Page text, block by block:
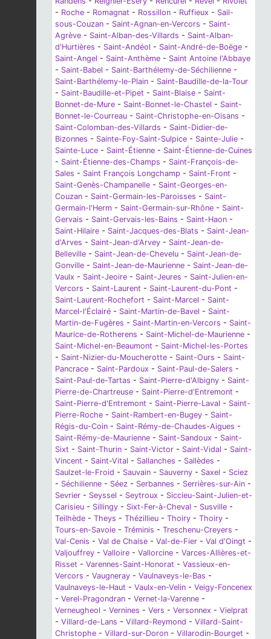
- Roche - Romagnat - Rossillon - Ruffieux - Sail-
sous-Couzan - Saint-Agnan-en-Vercors - Saint-
Agrève - Saint-Alban-des-Villards - Saint-Alban-
d'Hurtières - Saint-Andéol - Saint-André-de-Boëge -
Saint-Angel - Saint-Anthème - Saint Antoine l'Abbaye
- Saint-Babel - Saint-Barthélemy-de-Séchilienne -
Saint-Barthélemy-le-Plain - Saint-Baudille-de-la-Tour
- Saint-Baudille-et-Pipet - Saint-Blaise - Saint-
Bonnet-de-Mure - Saint-Bonnet-le-Chastel - Saint-
Bonnet-le-Courreau - Saint-Christophe-en-Oisans -
Saint-Colomban-des-Villards - Saint-Didier-de-
Bizonnes - Sainte-Foy-Saint-Sulpice - Sainte-Julie -
Sainte-Luce - Saint-Étienne - Saint-Étienne-de-Cuines
- Saint-Étienne-des-Champs - Saint-François-de-
Sales - Saint François Longchamp - Saint-Front -
Saint-Genès-Champanelle - Saint-Georges-en-
Couzan - Saint-Germain-les-Paroisses - Saint-
Germain-l'Herm - Saint-Germain-sur-Rhône - Saint-
Gervais - Saint-Gervais-les-Bains - Saint-Haon -
Saint-Hilaire - Saint-Jacques-des-Blats - Saint-Jean-
d'Arves - Saint-Jean-d'Arvey - Saint-Jean-de-
Belleville - Saint-Jean-de-Chevelu - Saint-Jean-de-
Gonville - Saint-Jean-de-Maurienne - Saint-Jean-de-
Vaulx - Saint-Jeoire - Saint-Jeures - Saint-Julien-en-
Vercors - Saint-Laurent - Saint-Laurent-du-Pont -
Saint-Laurent-Rochefort - Saint-Marcel - Saint-
Marcel-l'Éclairé - Saint-Martin-de-Bavel - Saint-
Martin-de-Fugères - Saint-Martin-en-Vercors - Saint-
Maurice-de-Rotherens - Saint-Michel-de-Maurienne -
Saint-Michel-en-Beaumont - Saint-Michel-les-Portes
- Saint-Nizier-du-Moucherotte - Saint-Ours - Saint-
Pancrace - Saint-Pardoux - Saint-Paul-de-Salers -
Saint-Paul-de-Tartas - Saint-Pierre-d'Albigny - Saint-
Pierre-de-Chartreuse - Saint-Pierre-d'Entremont -
Saint-Pierre-d'Entremont - Saint-Pierre-Laval - Saint-
Pierre-Roche - Saint-Rambert-en-Bugey - Saint-
Régis-du-Coin - Saint-Rémy-de-Chaudes-Aigues -
Saint-Rémy-de-Maurienne - Saint-Sandoux - Saint-
Sixt - Saint-Thurin - Saint-Victor - Saint-Vidal - Saint-
Vincent - Saint-Vital - Sallanches - Sallèdes -
Saulzet-le-Froid - Sauvain - Sauverny - Saxel - Sciez
- Séchilienne - Séez - Serbannes - Serrières-sur-Ain -
Sevrier - Seyssel - Seytroux - Siccieu-Saint-Julien-et-
Carisieu - Sillingy - Sixt-Fer-à-Cheval - Susville -
Teilhède - Theys - Thézillieu - Thoiry - Thoiry -
Tours-en-Savoie - Tréminis - Treschenu-Creyers -
Val-Cenis - Val de Chaise - Val-de-Fier - Val d'Oingt -
Valjouffrey - Valloire - Vallorcine - Varces-Allières-et-
Risset - Varennes-Saint-Honorat - Vassieux-en-
Vercors - Vaugneray - Vaulnaveys-le-Bas -
Vaulnaveys-le-Haut - Vaulx-en-Velin - Veigy-Foncenex
- Verel-Pragondran - Vernet-la-Varenne -
Verneugheol - Vernines - Vers - Versonnex - Vielprat
- Villard-de-Lans - Villard-Reymond - Villard-Saint-
Christophe - Villard-sur-Doron - Villarodin-Bourget -